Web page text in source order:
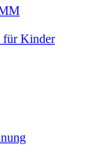
für Kinder